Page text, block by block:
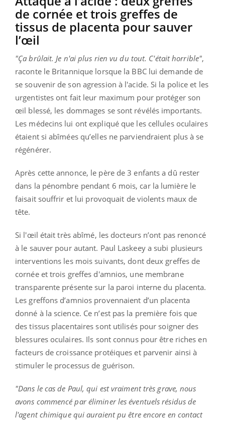
de cornée et trois greffes de
tissus de placenta pour sauver
l’œil
"Ça brûlait. Je n'ai plus rien vu du tout. C'était horrible",
raconte le Britannique lorsque la BBC lui demande de
se souvenir de son agression à l'acide. Si la police et les
urgentistes ont fait leur maximum pour protéger son
œil blessé, les dommages se sont révélés importants.
Les médecins lui ont expliqué que les cellules oculaires
étaient si abîmées qu’elles ne parviendraient plus à se
régénérer.
Après cette annonce, le père de 3 enfants a dû rester
dans la pénombre pendant 6 mois, car la lumière le
faisait souffrir et lui provoquait de violents maux de
tête.
Si l'œil était très abîmé, les docteurs n’ont pas renoncé
à le sauver pour autant. Paul Laskeey a subi plusieurs
interventions les mois suivants, dont deux greffes de
cornée et trois greffes d'amnios, une membrane
transparente présente sur la paroi interne du placenta.
Les greffons d’amnios provennaient d’un placenta
donné à la science. Ce n’est pas la première fois que
des tissus placentaires sont utilisés pour soigner des
blessures oculaires. Ils sont connus pour être riches en
facteurs de croissance protéiques et parvenir ainsi à
stimuler le processus de guérison.
"Dans le cas de Paul, qui est vraiment très grave, nous
avons commencé par éliminer les éventuels résidus de
l'agent chimique qui auraient pu être encore en contact